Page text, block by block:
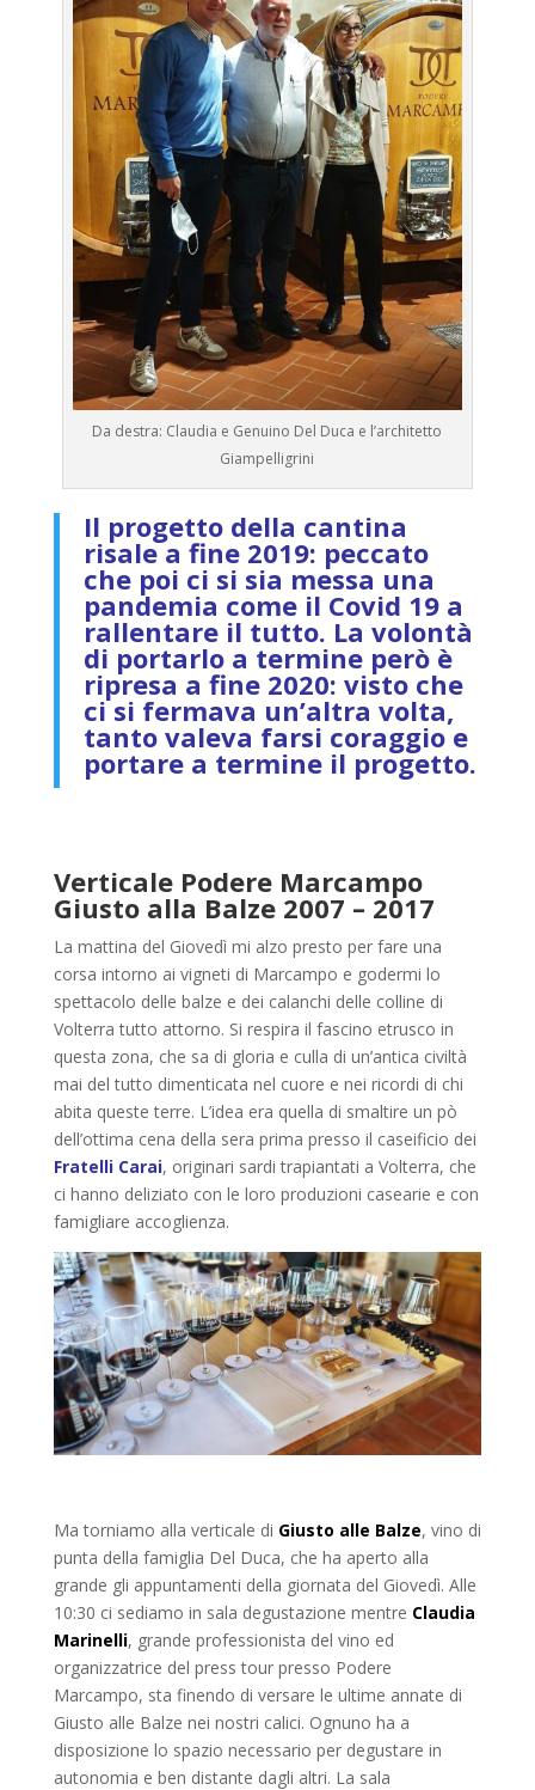
Da destra: Claudia e Genuino Del Duca e l’architetto
Giampelligrini
Il progetto della cantina
risale a fine 2019: peccato
che poi ci si sia messa una
pandemia come il Covid 19 a
rallentare il tutto. La volontà
di portarlo a termine però è
ripresa a fine 2020: visto che
ci si fermava un’altra volta,
tanto valeva farsi coraggio e
portare a termine il progetto.
Verticale Podere Marcampo
Giusto alla Balze 2007 – 2017
La mattina del Giovedì mi alzo presto per fare una
corsa intorno ai vigneti di Marcampo e godermi lo
spettacolo delle balze e dei calanchi delle colline di
Volterra tutto attorno. Si respira il fascino etrusco in
questa zona, che sa di gloria e culla di un’antica civiltà
mai del tutto dimenticata nel cuore e nei ricordi di chi
abita queste terre. L’idea era quella di smaltire un pò
dell’ottima cena della sera prima presso il caseificio dei
Fratelli Carai, originari sardi trapiantati a Volterra, che
ci hanno deliziato con le loro produzioni casearie e con
famigliare accoglienza.
Ma torniamo alla verticale di Giusto alle Balze, vino di
punta della famiglia Del Duca, che ha aperto alla
grande gli appuntamenti della giornata del Giovedì. Alle
10:30 ci sediamo in sala degustazione mentre Claudia
Marinelli, grande professionista del vino ed
organizzatrice del press tour presso Podere
Marcampo, sta finendo di versare le ultime annate di
Giusto alle Balze nei nostri calici. Ognuno ha a
disposizione lo spazio necessario per degustare in
autonomia e ben distante dagli altri. La sala